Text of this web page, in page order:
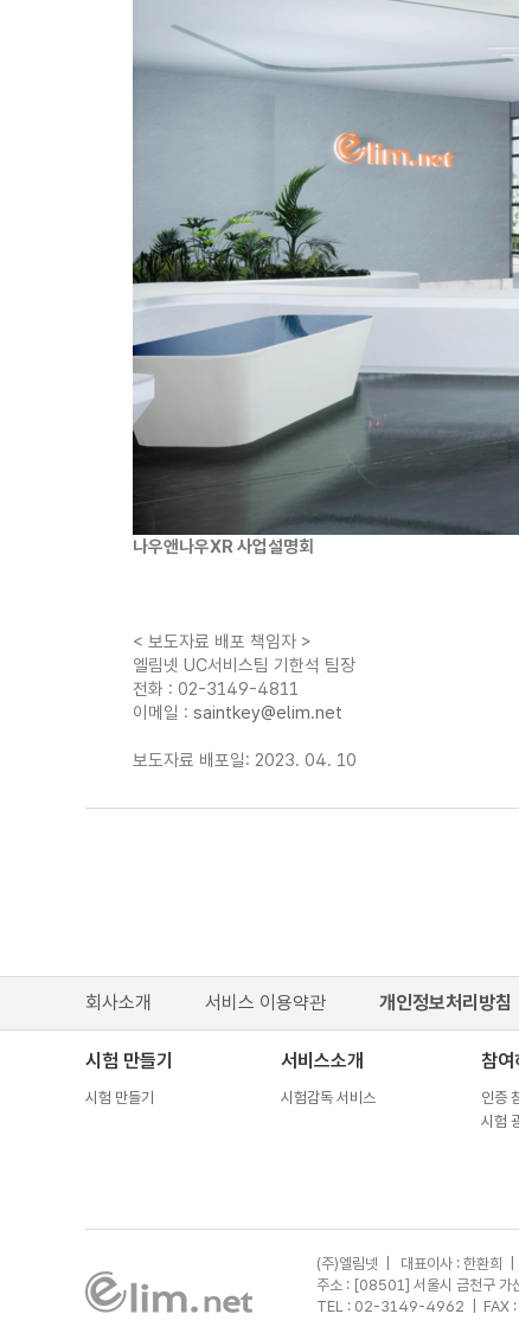
나우앤나우XR 사업설명회
< 보도자료 배포 책임자 >
엘림넷 UC서비스팀 기한석 팀장
전화 : 02-3149-4811
이메일 : saintkey@elim.net
보도자료 배포일: 2023. 04. 10
회사소개 서비스 이용약관 개인정보처리방침
시험 만들기
시험 만들기
서비스소개
시험감독 서비스
참여
인증
시험
(주)엘림넷 | 대표이사 : 한환
주소 : [08501] 서울시 금천구
TEL : 02-3149-4962 | FAX